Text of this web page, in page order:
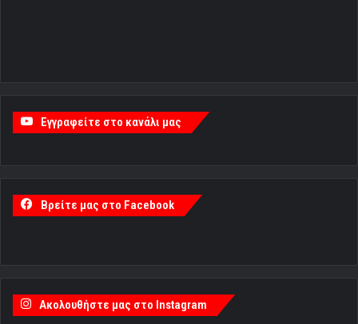
Εγγραφείτε στο κανάλι μας
Βρείτε μας στο Facebook
Ακολουθήστε μας στο Instagram